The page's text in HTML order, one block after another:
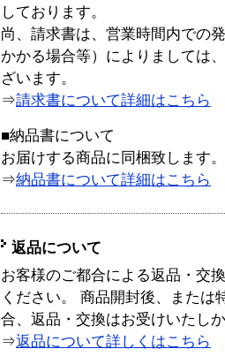
しております。
尚、請求書は、営業時間内での
かかる場合等）によりましては
ざいます。
⇒請求書について詳細はこちら
■納品書について
お届けする商品に同梱致します。
⇒納品書について詳細はこちら
返品について
お客様のご都合による返品・交
ください。 商品開封後、または
合、返品・交換はお受けいたし
⇒返品について詳しくはこちら